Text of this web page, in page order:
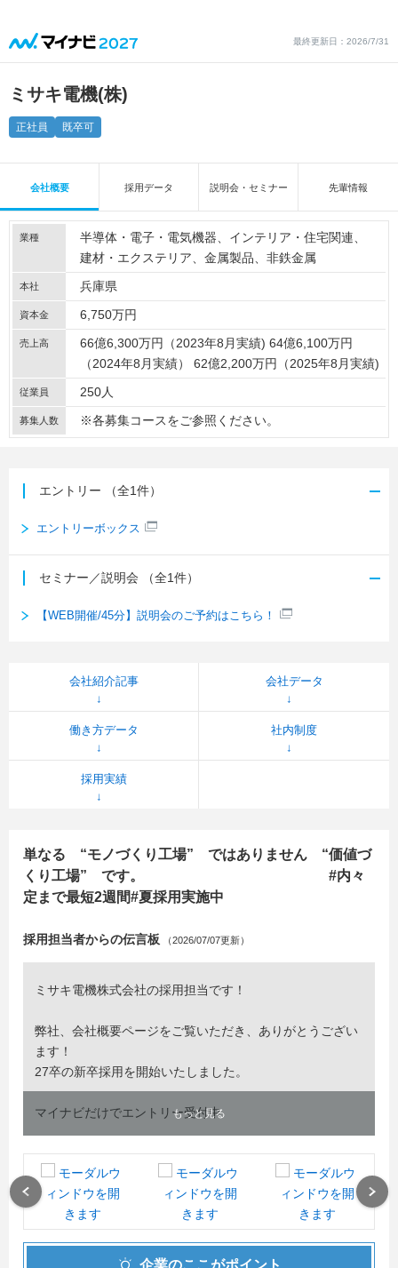
最終更新日：2026/7/31
ミサキ電機(株)
正社員 既卒可
会社概要 採用データ 説明会・セミナー 先輩情報
業種 半導体・電子・電気機器
インテリア・住宅関連
建材・エクステリア
金属製品 非鉄金属
本社 兵庫県
資本金 6,750万円
売上高
66億6,300万円（2023年8月実績) 64億6,100万円
（2024年8月実績） 62億2,200万円（2025年8月実績)
従業員 250人
募集人数 ※各募集コースをご参照ください。
エントリー （全1件）
エントリーボックス
セミナー／説明会 （全1件）
【WEB開催/45分】説明会のご予約はこちら！
会社紹介記事 会社データ
働き方データ 社内制度
採用実績
単なる “モノづくり工場” ではありません “価値づ
くり工場” です。 #内々
定まで最短2週間#夏採用実施中
採用担当者からの伝言板 （2026/07/07更新）
ミサキ電機株式会社の採用担当です！
弊社、会社概要ページをご覧いただき、ありがとうござい
ます！
27卒の新卒採用を開始いたしました。
マイナビだけでエントリー受付中
#内々定まで最短２週間
もっと見る
企業のここがポイント